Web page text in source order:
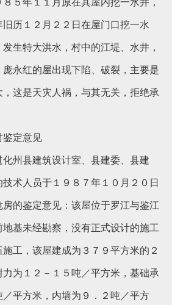
历１２月２２日在屋门口挖一水
生特大洪水，村中的江堤、水井，
永红的屋出现下陷、破裂，主要是
这是天灾人祸，与其无关，拒绝承
定意见
州县建筑设计室、县建委、县建
术人员于１９８７年１０月２０日
的鉴定意见：该屋位于罗江与鉴江
基未经勘察，没有正式设计的施工
工，该屋建成为３７９平方米的２
为１２－１５吨／平方米，基础承
平方米，内墙为９．２吨／平方